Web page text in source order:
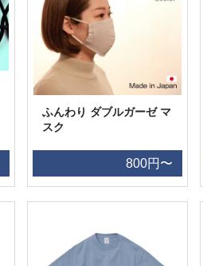
ふんわり ダブルガーゼ マ
スク
800円〜